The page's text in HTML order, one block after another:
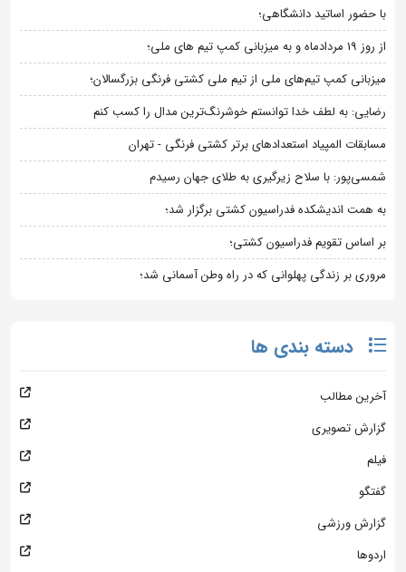
با حضور اساتید دانشگاهی؛
از روز 19 مردادماه و به میزبانی کمپ تیم های ملی؛
میزبانی کمپ تیم‌های ملی از تیم ملی کشتی فرنگی بزرگسالان؛
رضایی: به لطف خدا توانستم خوشرنگ‌ترین مدال را کسب کنم
مسابقات المپیاد استعدادهای برتر کشتی فرنگی - تهران
شمسی‌پور: با سلاح زیرگیری به طلای جهان رسیدم
به همت اندیشکده فدراسیون کشتی برگزار شد؛
بر اساس تقویم فدراسیون کشتی؛
مروری بر زندگی پهلوانی که در راه وطن آسمانی شد؛
دسته بندی ها
آخرین مطالب
گزارش تصویری
فیلم
گفتگو
گزارش ورزشی
اردوها